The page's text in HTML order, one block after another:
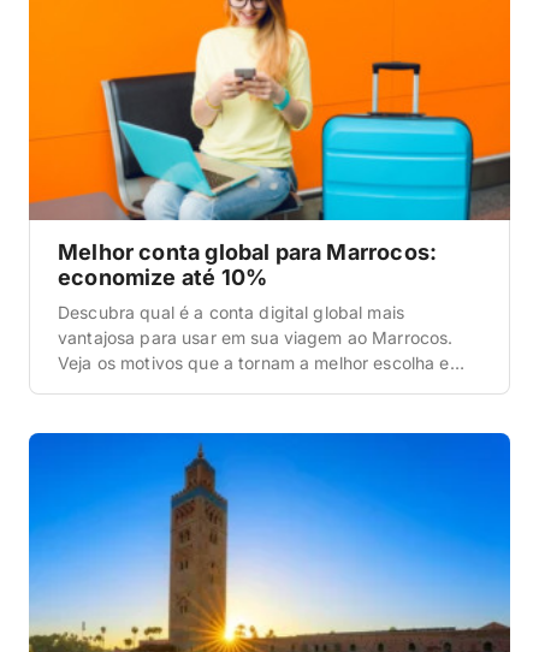
Melhor conta global para Marrocos:
economize até 10%
Descubra qual é a conta digital global mais
vantajosa para usar em sua viagem ao Marrocos.
Veja os motivos que a tornam a melhor escolha e